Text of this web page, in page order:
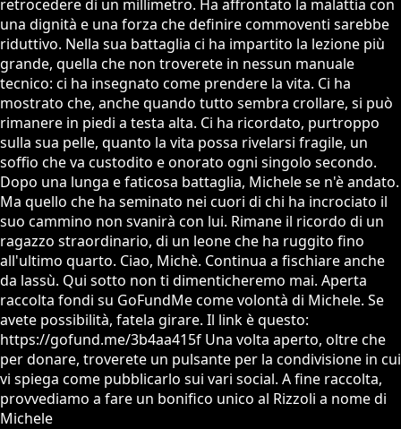
retrocedere di un millimetro. Ha affrontato la malattia con
una dignità e una forza che definire commoventi sarebbe
riduttivo. Nella sua battaglia ci ha impartito la lezione più
grande, quella che non troverete in nessun manuale
tecnico: ci ha insegnato come prendere la vita. Ci ha
mostrato che, anche quando tutto sembra crollare, si può
rimanere in piedi a testa alta. Ci ha ricordato, purtroppo
sulla sua pelle, quanto la vita possa rivelarsi fragile, un
soffio che va custodito e onorato ogni singolo secondo.
Dopo una lunga e faticosa battaglia, Michele se n'è andato.
Ma quello che ha seminato nei cuori di chi ha incrociato il
suo cammino non svanirà con lui. Rimane il ricordo di un
ragazzo straordinario, di un leone che ha ruggito fino
all'ultimo quarto. Ciao, Michè. Continua a fischiare anche
da lassù. Qui sotto non ti dimenticheremo mai. Aperta
raccolta fondi su GoFundMe come volontà di Michele. Se
avete possibilità, fatela girare. Il link è questo:
https://gofund.me/3b4aa415f Una volta aperto, oltre che
per donare, troverete un pulsante per la condivisione in cui
vi spiega come pubblicarlo sui vari social. A fine raccolta,
provvediamo a fare un bonifico unico al Rizzoli a nome di
Michele